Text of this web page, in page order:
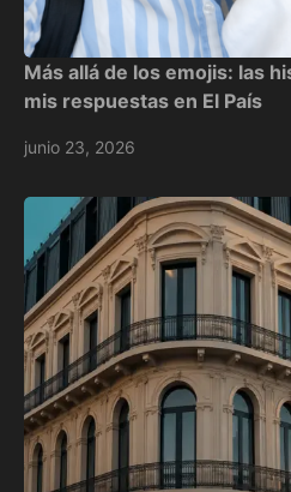
Más allá de los emojis: las
mis respuestas en El País
junio 23, 2026